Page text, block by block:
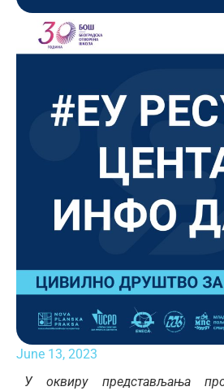
June 13, 2023
У оквиру представљања